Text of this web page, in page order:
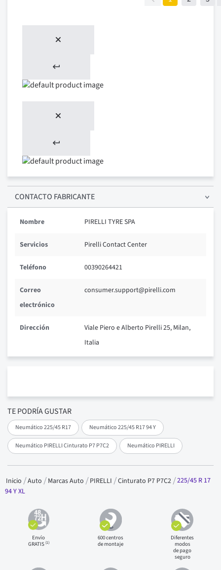
TE PODRÍA GUSTAR
Neumático 225/45 R17 Neumático 225/45 R17 94 Y
Neumático PIRELLI Cinturato P7 P7C2 Neumático PIRELLI
CONTACTO FABRICANTE
Nombre PIRELLI TYRE SPA
Servicios Pirelli Contact Center
Teléfono 00390264421
Correo
electrónico
consumer.support@pirelli.com
Dirección
Viale Piero e Alberto Pirelli 25, Milan,
Italia
Inicio Auto Marcas Auto PIRELLI Cinturato P7 P7C2 225/45 R 17
94 Y XL
Envío
GRATIS(1)
600 centros
de montaje
Diferentes
modos
de pago
seguro